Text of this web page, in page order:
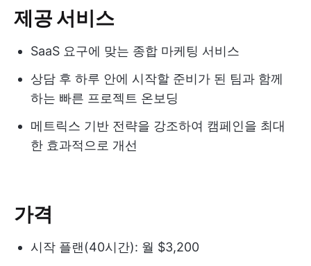
제공 서비스
SaaS 요구에 맞는 종합 마케팅 서비스
상담 후 하루 안에 시작할 준비가 된 팀과 함께
하는 빠른 프로젝트 온보딩
메트릭스 기반 전략을 강조하여 캠페인을 최대
한 효과적으로 개선
가격
시작 플랜(40시간): 월 $3,200